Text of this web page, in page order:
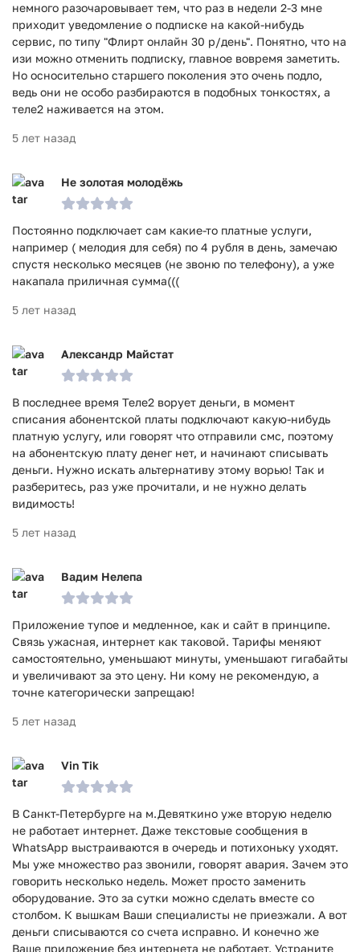
немного разочаровывает тем, что раз в недели 2-3 мне
приходит уведомление о подписке на какой-нибудь
сервис, по типу "Флирт онлайн 30 р/день". Понятно, что на
изи можно отменить подписку, главное вовремя заметить.
Но осносительно старшего поколения это очень подло,
ведь они не особо разбираются в подобных тонкостях, а
теле2 наживается на этом.
5 лет назад
Не золотая молодёжь
Постоянно подключает сам какие-то платные услуги,
например ( мелодия для себя) по 4 рубля в день, замечаю
спустя несколько месяцев (не звоню по телефону), а уже
накапала приличная сумма(((
5 лет назад
Александр Майстат
В последнее время Теле2 ворует деньги, в момент
списания абонентской платы подключают какую-нибудь
платную услугу, или говорят что отправили смс, поэтому
на абонентскую плату денег нет, и начинают списывать
деньги. Нужно искать альтернативу этому ворью! Так и
разберитесь, раз уже прочитали, и не нужно делать
видимость!
5 лет назад
Вадим Нелепа
Приложение тупое и медленное, как и сайт в принципе.
Связь ужасная, интернет как таковой. Тарифы меняют
самостоятельно, уменьшают минуты, уменьшают гигабайты
и увеличивают за это цену. Ни кому не рекомендую, а
точне категорически запрещаю!
5 лет назад
Vin Tik
В Санкт-Петербурге на м.Девяткино уже вторую неделю
не работает интернет. Даже текстовые сообщения в
WhatsApp выстраиваются в очередь и потихоньку уходят.
Мы уже множество раз звонили, говорят авария. Зачем это
говорить несколько недель. Может просто заменить
оборудование. Это за сутки можно сделать вместе со
столбом. К вышкам Ваши специалисты не приезжали. А вот
деньги списываются со счета исправно. И конечно же
Ваше приложение без интернета не работает. Устраните